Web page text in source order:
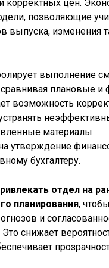
корректных цен.
позволяющие
выпуска, изменения
выполнение
плановые и
возможность
материалы
утверждение
бухгалтеру.
отдел на
планирования,
и
снижает